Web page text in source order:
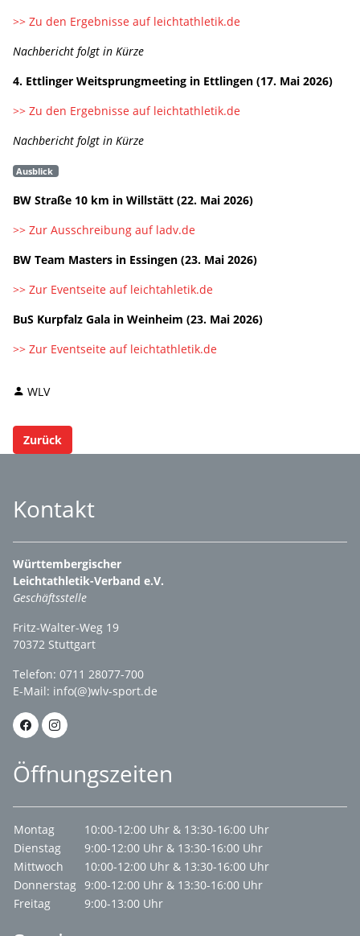
>> Zu den Ergebnisse auf leichtathletik.de
Nachbericht folgt in Kürze
4. Ettlinger Weitsprungmeeting in Ettlingen (17. Mai 2026)
>> Zu den Ergebnisse auf leichtathletik.de
Nachbericht folgt in Kürze
Ausblick
BW Straße 10 km in Willstätt (22. Mai 2026)
>> Zur Ausschreibung auf ladv.de
BW Team Masters in Essingen (23. Mai 2026)
>> Zur Eventseite auf leichtahletik.de
BuS Kurpfalz Gala in Weinheim (23. Mai 2026)
>> Zur Eventseite auf leichtathletik.de
WLV
Zurück
Kontakt
Württembergischer
Leichtathletik-Verband e.V.
Geschäftsstelle
Fritz-Walter-Weg 19
70372 Stuttgart
Telefon: 0711 28077-700
E-Mail: info(@)wlv-sport.de
Öffnungszeiten
Montag
10:00-12:00 Uhr & 13:30-16:00 Uhr
Dienstag
9:00-12:00 Uhr & 13:30-16:00 Uhr
Mittwoch
10:00-12:00 Uhr & 13:30-16:00 Uhr
Donnerstag 9:00-12:00 Uhr & 13:30-16:00 Uhr
Freitag
9:00-13:00 Uhr